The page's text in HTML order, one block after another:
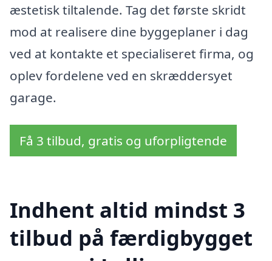
æstetisk tiltalende. Tag det første skridt
mod at realisere dine byggeplaner i dag
ved at kontakte et specialiseret firma, og
oplev fordelene ved en skræddersyet
garage.
Få 3 tilbud, gratis og uforpligtende
Indhent altid mindst 3
tilbud på færdigbygget